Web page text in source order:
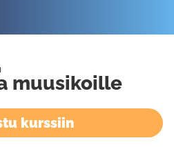
muusikoille
kurssiin